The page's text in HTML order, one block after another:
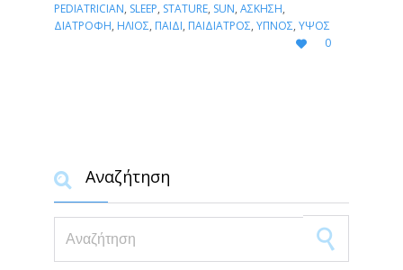
PEDIATRICIAN, SLEEP, STATURE, SUN, ΆΣΚΗΣΗ,
ΔΙΑΤΡΟΦΉ, ΉΛΙΟΣ, ΠΑΙΔΊ, ΠΑΙΔΊΑΤΡΟΣ, ΎΠΝΟΣ, ΎΨΟΣ

LOVE
IT
0
 Αναζήτηση